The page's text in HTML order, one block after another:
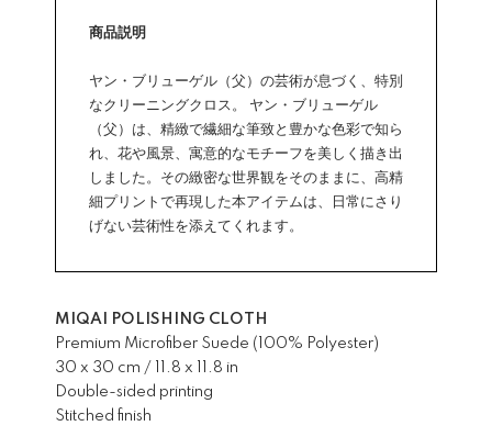
商品説明
ヤン・ブリューゲル（父）の芸術が息づく、特別
なクリーニングクロス。 ヤン・ブリューゲル
（父）は、精緻で繊細な筆致と豊かな色彩で知ら
れ、花や風景、寓意的なモチーフを美しく描き出
しました。その緻密な世界観をそのままに、高精
細プリントで再現した本アイテムは、日常にさり
げない芸術性を添えてくれます。
MIQAI POLISHING CLOTH
Premium Microfiber Suede (100% Polyester)
30 x 30 cm / 11.8 x 11.8 in
Double-sided printing
Stitched finish